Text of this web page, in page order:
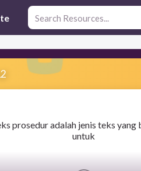
prosedur adalah jenis teks yang
untuk